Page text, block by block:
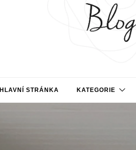
HLAVNÍ STRÁNKA KATEGORIE